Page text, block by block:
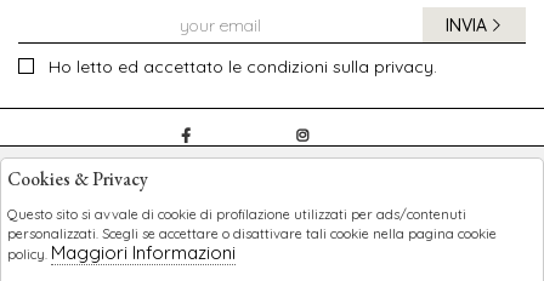
Ho letto ed accettato le condizioni sulla privacy.
INVIA
SHOPPING
EXTRA
Cookies & Privacy
Questo sito si avvale di cookie di profilazione utilizzati per ads/contenuti
personalizzati. Scegli se accettare o disattivare tali cookie nella pagina cookie
policy. Maggiori Informazioni